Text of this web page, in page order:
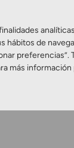
Ojo seco
hábitos de
preferencias”.
más